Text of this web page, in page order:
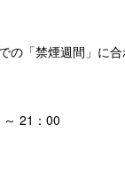
の「禁煙週間」に
～ 21 ： 00